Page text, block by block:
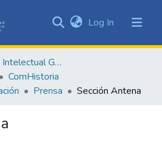
&
Collections
All of DSpace
Log In (current)
E. Producción Intelectual General
ComHistoria
Prensa Sección Antena